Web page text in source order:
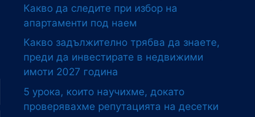
Какво да следите при избор на
апартаменти под наем
Какво задължително трябва да знаете,
преди да инвестирате в недвижими
имоти 2027 година
5 урока, които научихме, докато
проверявахме репутацията на десетки